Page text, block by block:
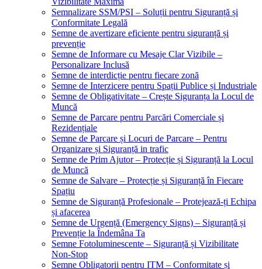
Semnalizare SSM/PSI – Soluții pentru Siguranță și
Conformitate Legală
Semne de avertizare eficiente pentru siguranță și
prevenție
Semne de Informare cu Mesaje Clar Vizibile –
Personalizare Inclusă
Semne de interdicție pentru fiecare zonă
Semne de Interzicere pentru Spații Publice și Industriale
Semne de Obligativitate – Crește Siguranța la Locul de
Muncă
Semne de Parcare pentru Parcări Comerciale și
Rezidențiale
Semne de Parcare și Locuri de Parcare – Pentru
Organizare și Siguranță in trafic
Semne de Prim Ajutor – Protecție și Siguranță la Locul
de Muncă
Semne de Salvare – Protecție și Siguranță în Fiecare
Spațiu
Semne de Siguranță Profesionale – Protejează-ți Echipa
și afacerea
Semne de Urgență (Emergency Signs) – Siguranță și
Prevenție la Îndemâna Ta
Semne Fotoluminescente – Siguranță și Vizibilitate
Non-Stop
Semne Obligatorii pentru ITM – Conformitate și